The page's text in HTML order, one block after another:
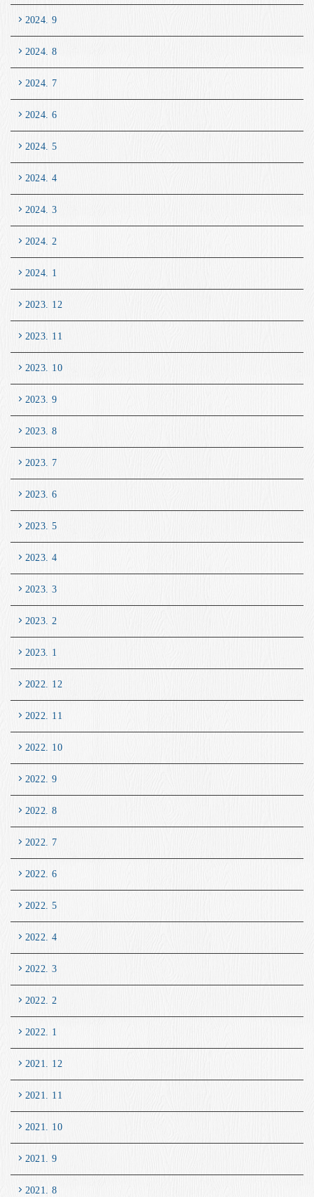
2024. 9
2024. 8
2024. 7
2024. 6
2024. 5
2024. 4
2024. 3
2024. 2
2024. 1
2023. 12
2023. 11
2023. 10
2023. 9
2023. 8
2023. 7
2023. 6
2023. 5
2023. 4
2023. 3
2023. 2
2023. 1
2022. 12
2022. 11
2022. 10
2022. 9
2022. 8
2022. 7
2022. 6
2022. 5
2022. 4
2022. 3
2022. 2
2022. 1
2021. 12
2021. 11
2021. 10
2021. 9
2021. 8